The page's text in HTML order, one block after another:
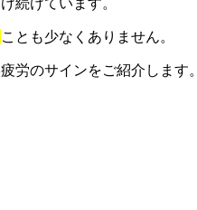
続けています。
ことも少なくありません。
労のサインをご紹介します。